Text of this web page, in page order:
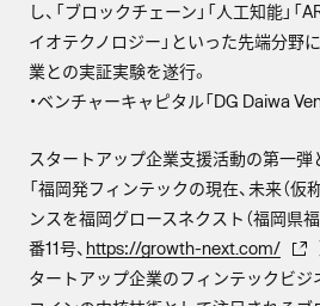
し、「ブロックチェーン」「人工知能」「
イオテクノロジー」といった先端分野
業との実証実験を遂行。
・ベンチャーキャピタル「DG Daiwa
スタートアップ企業支援活動の第一弾
「福岡発フィンテックの現在、未来（仮
ンスを福岡グロースネクスト（福岡県
番11号、 https://growth-next.com/
タートアップ企業のフィンテックビジ